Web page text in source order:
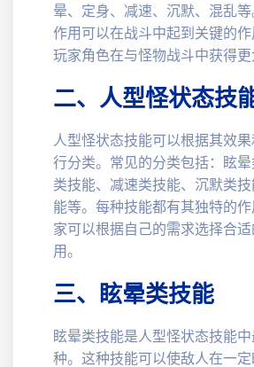
晕、定身、减速、沉默、混乱
作用可以在战斗中起到关键的
玩家角色在与怪物战斗中获得更
二、人型怪状态技
人型怪状态技能可以根据其效
行分类。常见的分类包括：眩
类技能、减速类技能、沉默类
能等。每种技能都有其独特的
家可以根据自己的需求选择合
用。
三、眩晕类技能
眩晕类技能是人型怪状态技能
种。这种技能可以使敌人在一